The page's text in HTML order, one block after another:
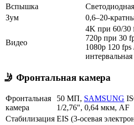
Вспышка
Светодиодная
Зум
0,6–20-
Видео
4K при 60/30
720p при 30
1080p 120 fps
🤳 Фронтальная камера
Фронтальная
камера
50 МП, SAMSUNG
1/2,76", 0,64 мкм, AF
Стабилизация EIS (3-осевая